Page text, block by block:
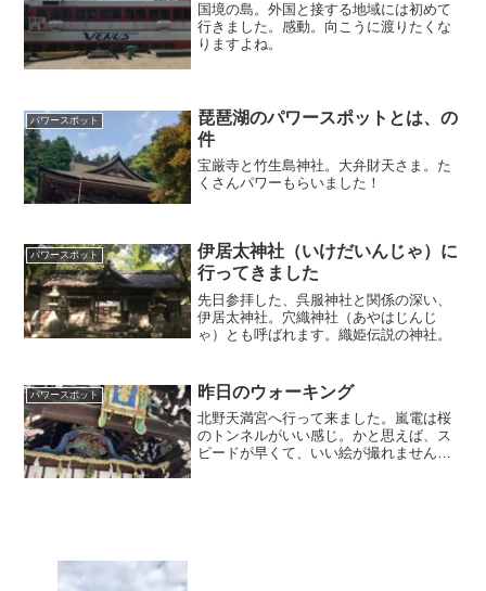
国境の島。外国と接する地域には初めて
行きました。感動。向こうに渡りたくな
りますよね。
パワースポット
琵琶湖のパワースポットとは、の
件
宝厳寺と竹生島神社。大弁財天さま。た
くさんパワーもらいました！
パワースポット
伊居太神社（いけだいんじゃ）に
行ってきました
先日参拝した、呉服神社と関係の深い、
伊居太神社。穴織神社（あやはじんじ
ゃ）とも呼ばれます。織姫伝説の神社。
パワースポット 昨日のウォーキング
北野天満宮へ行って来ました。嵐電は桜
のトンネルがいい感じ。かと思えば、ス
ピードが早くて、いい絵が撮れませんで